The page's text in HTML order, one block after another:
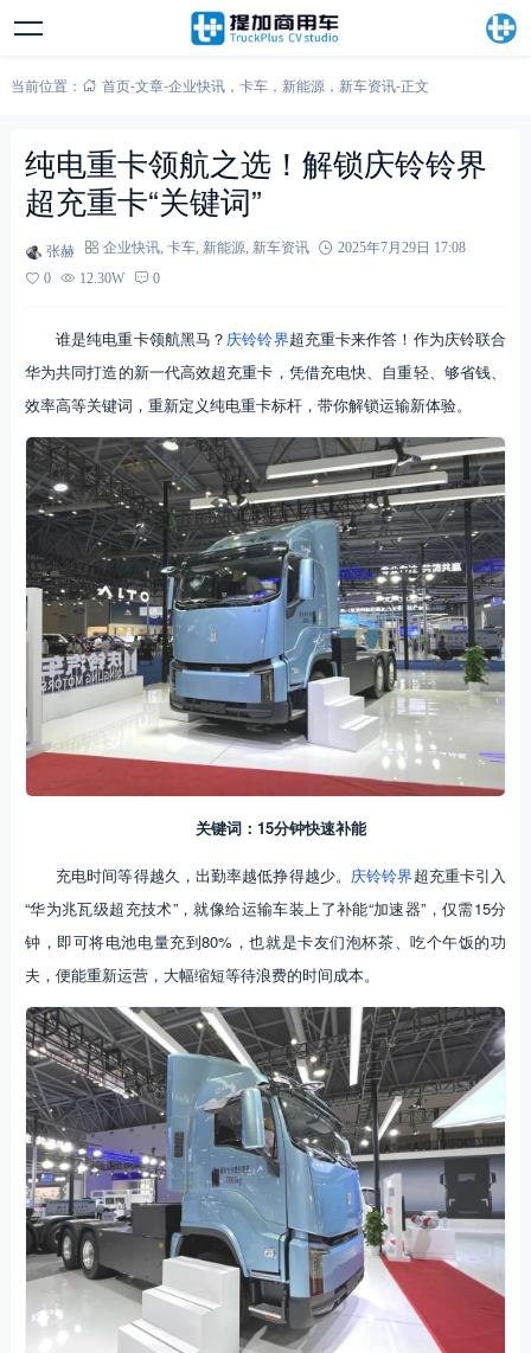
当前位置： 首页-文章-企业快讯， 卡车， 新能源， 新车资讯-正文
纯电重卡领航之选！解锁庆铃铃界
超充重卡“关键词”
张赫 企业快讯, 卡车, 新能源, 新车资讯
2025年7月29日 17:08
0
12.30W 0
谁是纯电重卡领航黑马？ 庆铃铃界超充重卡来作答！作为庆铃联合
华为共同打造的新一代高效超充重卡，凭借充电快、自重轻、够省钱、
效率高等关键词，重新定义纯电重卡标杆，带你解锁运输新体验。
关键词：15分钟快速补能
充电时间等得越久，出勤率越低挣得越少。 庆铃铃界超充重卡引入
“华为兆瓦级超充技术”，就像给运输车装上了补能“加速器”，仅需15分
钟，即可将电池电量充到80%，也就是卡友们泡杯茶、吃个午饭的功
夫，便能重新运营，大幅缩短等待浪费的时间成本。